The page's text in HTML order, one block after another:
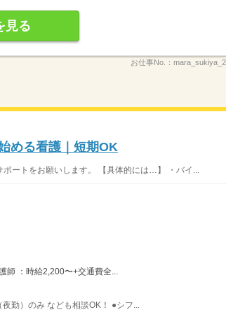
見る
お仕事No.：
める看護｜短期OK
ートをお願いします。 【具体的には…】 ・バイ...
師 ：時給2,200〜+交通費全...
勤）のみ なども相談OK！ ●シフ...